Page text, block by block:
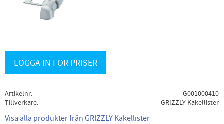
LOGGA IN FÖR PRISER
Artikelnr
G001000410
Tillverkare
GRIZZLY Kakellister
Visa alla produkter från GRIZZLY Kakellister